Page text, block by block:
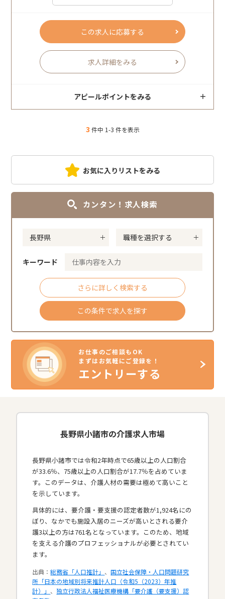
この求人に応募する
求人詳細をみる
アピールポイントをみる
3件中 1-3 件を表示
お気に入りリストをみる
カンタン！求人検索
キーワード
さらに詳しく検索する
この条件で求人を探す
お仕事のご相談もOK
まずはお気軽にご登録を！
エントリーする
長野県小諸市の介護求人市場
長野県小諸市では令和2年時点で65歳以上の人口割合
が33.6％、75歳以上の人口割合が17.7％を占めていま
す。このデータは、介護人材の需要は極めて高いこと
を示しています。
具体的には、要介護・要支援の認定者数が1,924名にの
ぼり、なかでも施設入居のニーズが高いとされる要介
護3以上の方は761名となっています。このため、地域
を支える介護のプロフェッショナルが必要とされてい
ます。​
出典：総務省「人口推計」 、国立社会保障・人口問題研究
所「日本の地域別将来推計人口（令和5（2023）年推
計）」 、独立行政法人福祉医療機構「要介護（要支援）認